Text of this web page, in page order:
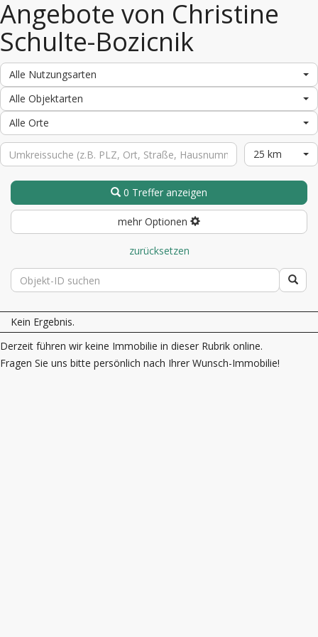
Angebote von Christine
Schulte-Bozicnik
Alle Nutzungsarten
Alle Objektarten
Alle Orte
25 km
0 Treffer anzeigen
mehr Optionen
zurücksetzen
Kein Ergebnis.
Derzeit führen wir keine Immobilie in dieser Rubrik online.
Fragen Sie uns bitte persönlich nach Ihrer Wunsch-Immobilie!